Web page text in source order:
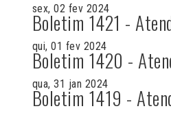
sex, 02 fev 2024
Boletim 1421 -
qui, 01 fev 2024
Boletim 1420 -
qua, 31 jan 2024
Boletim 1419 -